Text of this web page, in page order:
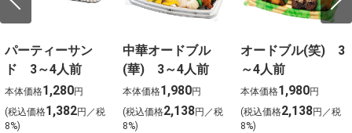
パーティーサン
ド 3～4人前
本体価格1,280円
(税込価格1,382円／税
8%)
中華オードブル
(華) 3～4人前
本体価格1,980円
(税込価格2,138円／税
8%)
オードブル(笑) 3
～4人前
本体価格1,980円
(税込価格2,138円／税
8%)